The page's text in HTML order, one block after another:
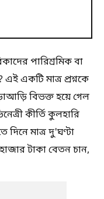
পারিশ্রমিক বা
একটি মাত্র প্রশ্নকে
বিভক্ত হয়ে গেল
কীর্তি কুলহারি
দিনে মাত্র দু'ঘণ্টা
টাকা বেতন চান,